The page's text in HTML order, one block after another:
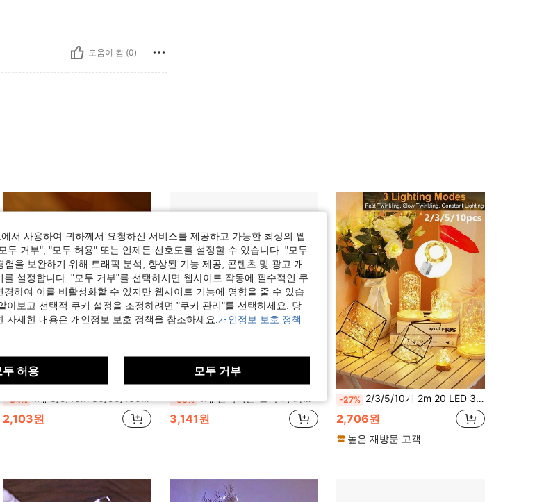
도움이 됨 (0)
-34%
2,103원
-33%
3,141원
-27% 2/3/5/10개 2m 20 LED 3가지 조명 모드 배터리 구리선 요정 스트링 라이트, 실내 방 장식, 결혼식, 프러포즈, 야외 정원 나무 캠핑, 발렌타인 데이 장식용 깜박이는 LED 요정 라이트
2,706원
높은 재방문 고객
서 사용하여 귀하께서 요청하신 서비스를 제공하고 가능한 최상의 웹
두 거부", "모두 허용" 또는 언제든 선호도를 설정할 수 있습니다. "모두
을 보완하기 위해 트래픽 분석, 향상된 기능 제공, 콘텐츠 및 광고 개
설정합니다. "모두 거부"를 선택하시면 웹사이트 작동에 필수적인 쿠
하여 이를 비활성화할 수 있지만 웹사이트 기능에 영향을 줄 수 있습
아보고 선택적 쿠키 설정을 조정하려면 "쿠키 관리"를 선택하세요. 당
세한 내용은 개인정보 보호 정책을 참조하세요. 개인정보 보호 정책
두 허용 모두 거부